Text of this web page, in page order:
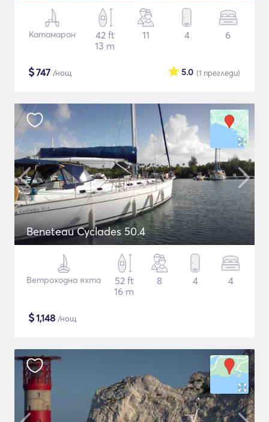
Катамаран
42 ft
13 m
11 4 6
$747 /нощ (1 прегледи)
5.0
Beneteau Cyclades 50.4
Ветроходна яхта
52 ft
16 m
8 4 4
$1,148 /нощ